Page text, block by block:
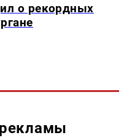
о рекордных